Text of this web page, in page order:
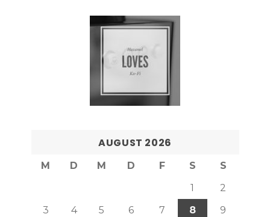
AUGUST 2026
M D M D F S
S
1
2
3
4 5 6 7 8
9